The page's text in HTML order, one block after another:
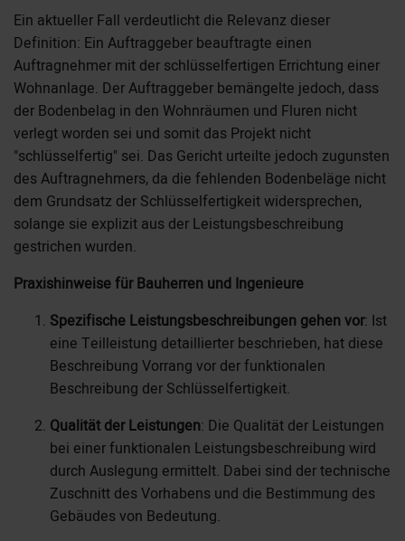
Ein aktueller Fall verdeutlicht die Relevanz dieser
Definition: Ein Auftraggeber beauftragte einen
Auftragnehmer mit der schlüsselfertigen Errichtung einer
Wohnanlage. Der Auftraggeber bemängelte jedoch, dass
der Bodenbelag in den Wohnräumen und Fluren nicht
verlegt worden sei und somit das Projekt nicht
"schlüsselfertig" sei. Das Gericht urteilte jedoch zugunsten
des Auftragnehmers, da die fehlenden Bodenbeläge nicht
dem Grundsatz der Schlüsselfertigkeit widersprechen,
solange sie explizit aus der Leistungsbeschreibung
gestrichen wurden.
Praxishinweise für Bauherren und Ingenieure
Spezifische Leistungsbeschreibungen gehen vor: Ist
eine Teilleistung detaillierter beschrieben, hat diese
Beschreibung Vorrang vor der funktionalen
Beschreibung der Schlüsselfertigkeit.
Qualität der Leistungen: Die Qualität der Leistungen
bei einer funktionalen Leistungsbeschreibung wird
durch Auslegung ermittelt. Dabei sind der technische
Zuschnitt des Vorhabens und die Bestimmung des
Gebäudes von Bedeutung.